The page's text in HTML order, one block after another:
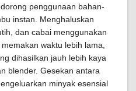
penggunaan bahan-
instan. Menghaluskan
dan cabai menggunakan
waktu lebih lama,
dihasilkan jauh lebih kaya
blender. Gesekan antara
minyak esensial